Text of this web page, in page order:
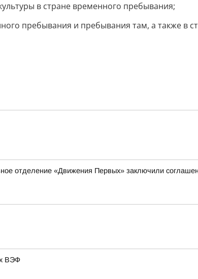
в стране временного пребывания;
пребывания и пребывания там, а также в
отделение «Движения Первых» заключили
ВЭФ